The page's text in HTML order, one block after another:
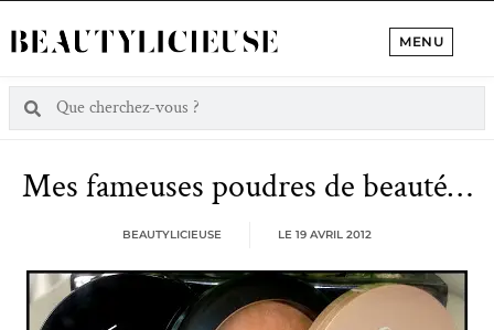
MENU
Mes fameuses poudres de beauté…
BEAUTYLICIEUSE LE 19 AVRIL 2012